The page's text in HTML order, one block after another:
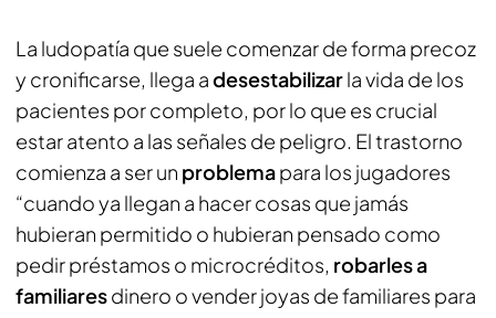
La ludopatía que suele comenzar de forma precoz
y cronificarse, llega adesestabilizarla vida de los
pacientes por completo, por lo que es crucial
estar atento a las señales de peligro. El trastorno
comienza a ser un problemapara los jugadores
“cuando ya llegan a hacer cosas que jamás
hubieran permitido o hubieran pensado como
pedir préstamos o microcréditos, robarles a
familiaresdinero o vender joyas de familiares para